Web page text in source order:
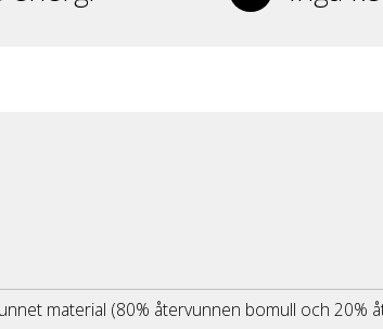
material (80% återvunnen bomull och 20%